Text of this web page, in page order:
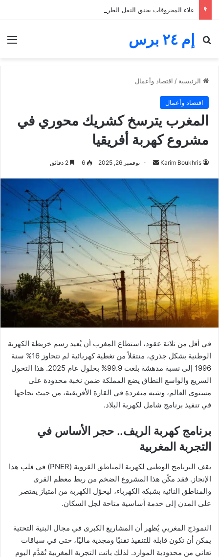
إم ٢٤ برس
بحث عن
الرئيسية / اقتصاد وأعمال
اقتصاد وأعمال
المغرب يترسخ كشريك محوري في
مشروع كهربة أفريقيا
Karim Boukhris
أرسل نوفمبر 26, 2025 6
في أقل من ثلاثة عقود، استطاع المغرب أن يُعيد رسم خريطة الكهربة
الوطنية بشكل جذري، منتقلاً من تغطية كهربائية لم تتجاوز 16% سنة
1996 إلى نسبة مدهشة بلغت 99.9% بحلول عام 2025. هذا التحول
السريع والواسع النطاق يضع المملكة ضمن نخبة محدودة على
مستوى العالم، وشبه متفردة في القارة الأفريقية، من حيث نجاحها
في تنفيذ برنامج شامل لكهربة البلاد.
برنامج كهربة الريف.. حجر الأساس في
التجربة المغربية
يقف البرنامج الوطني لكهربة المناطق القروية (PNER) في قلب هذا
الإنجاز. فقد مكّن هذا المشروع الضخم من ربط معظم القرى
والمناطق النائية بشبكة الكهرباء، ليحوّل الكهربة من امتياز يقتصر
على المدن إلى خدمة أساسية متاحة لجل السكان.
النموذج المغربي يُظهر أن المشاريع الكبرى في مجال البنية التحتية
يمكن أن تكون قابلة للتنفيذ تقنيًا ومجدية ماليًا، حتى في سياقات
تعاني من محدودية الموارد. لذلك باتت التجربة المغربية تُقدَّم اليوم